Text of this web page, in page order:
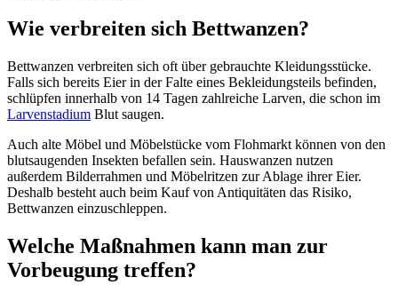
Wie verbreiten sich Bettwanzen?
Bettwanzen verbreiten sich oft über gebrauchte Kleidungsstücke.
Falls sich bereits Eier in der Falte eines Bekleidungsteils befinden,
schlüpfen innerhalb von 14 Tagen zahlreiche Larven, die schon im
Larvenstadium Blut saugen.
Auch alte Möbel und Möbelstücke vom Flohmarkt können von den
blutsaugenden Insekten befallen sein. Hauswanzen nutzen
außerdem Bilderrahmen und Möbelritzen zur Ablage ihrer Eier.
Deshalb besteht auch beim Kauf von Antiquitäten das Risiko,
Bettwanzen einzuschleppen.
Welche Maßnahmen kann man zur
Vorbeugung treffen?